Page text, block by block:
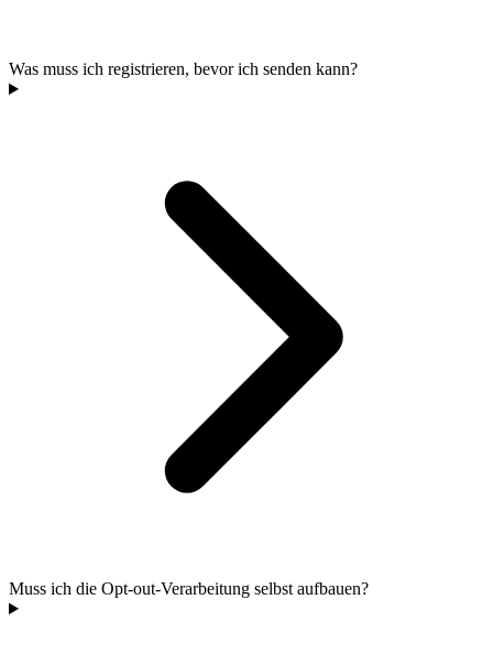
Was muss ich registrieren, bevor ich senden kann?
Muss ich die Opt-out-Verarbeitung selbst aufbauen?